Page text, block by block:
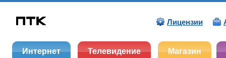
Лицензии
Интернет Телевидение Магазин